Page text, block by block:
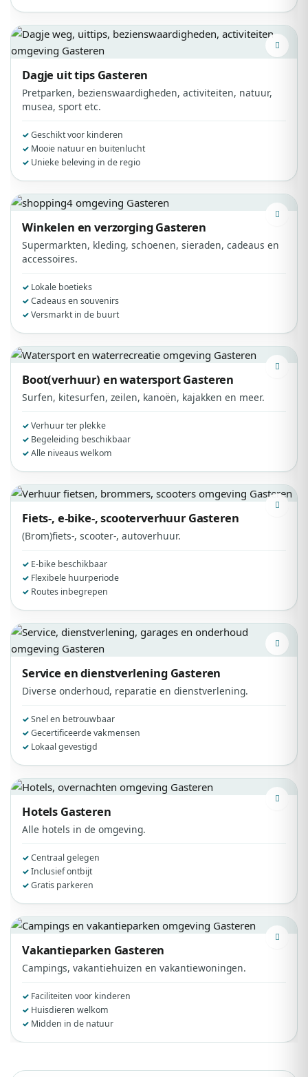
Dagje uit tips Gasteren
Pretparken, bezienswaardigheden, activiteiten, natuur,
musea, sport etc.
Geschikt voor kinderen
Mooie natuur en buitenlucht
Unieke beleving in de regio
Winkelen en verzorgingGasteren
Supermarkten, kleding, schoenen, sieraden, cadeaus en
accessoires.
Lokale boetieks
Cadeaus en souvenirs
Versmarkt in de buurt
Boot(verhuur) en watersportGasteren
Surfen, kitesurfen, zeilen, kanoën, kajakken en meer.
Verhuur ter plekke
Begeleiding beschikbaar
Alle niveaus welkom
Fiets-, e-bike-, scooterverhuur Gasteren
(Brom)fiets-, scooter-, autoverhuur.
E-bike beschikbaar
Flexibele huurperiode
Routes inbegrepen
Service en dienstverlening Gasteren
Diverse onderhoud, reparatie en dienstverlening.
Snel en betrouwbaar
Gecertificeerde vakmensen
Lokaal gevestigd
Hotels Gasteren
Alle hotels in de omgeving.
Centraal gelegen
Inclusief ontbijt
Gratis parkeren
Vakantieparken Gasteren
Campings, vakantiehuizen en vakantiewoningen.
Faciliteiten voor kinderen
Huisdieren welkom
Midden in de natuur